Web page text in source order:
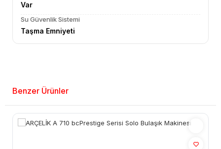
Var
Su Güvenlik Sistemi
Taşma Emniyeti
Benzer Ürünler